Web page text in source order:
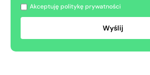
Akceptuję politykę prywatności